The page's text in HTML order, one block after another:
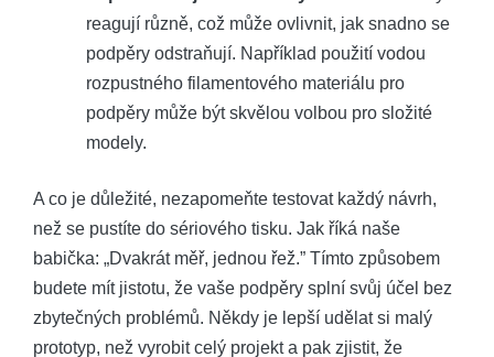
reagují různě, což může ovlivnit, jak snadno se
podpěry odstraňují. Například použití vodou
rozpustného filamentového materiálu pro
podpěry může být skvělou volbou pro složité
modely.
A co je důležité, nezapomeňte testovat každý návrh,
než se pustíte do sériového tisku. Jak říká naše
babička: „Dvakrát měř, jednou řež.” Tímto způsobem
budete mít jistotu, že vaše podpěry splní svůj účel bez
zbytečných problémů. Někdy je lepší udělat si malý
prototyp, než vyrobit celý projekt a pak zjistit, že